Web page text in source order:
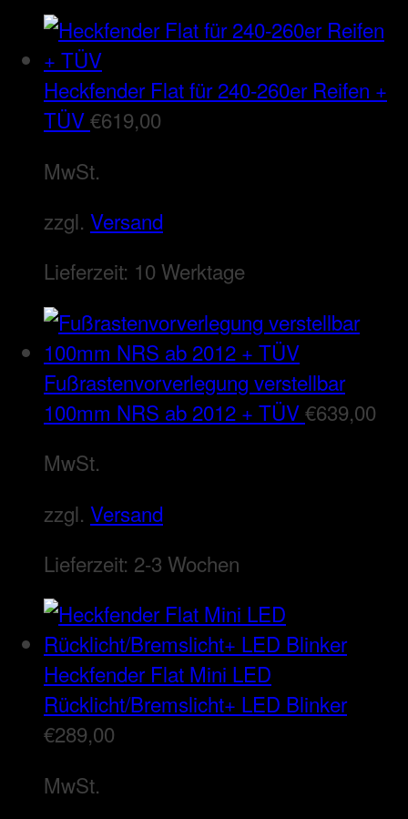
Heckfender Flat für 240-260er Reifen +
TÜV€619,00
MwSt.
zzgl. Versand
Lieferzeit: 10 Werktage
Fußrastenvorverlegung verstellbar
100mm NRS ab 2012 + TÜV€639,00
MwSt.
zzgl. Versand
Lieferzeit: 2-3 Wochen
Heckfender Flat Mini LED
Rücklicht/Bremslicht+ LED Blinker
€289,00
MwSt.